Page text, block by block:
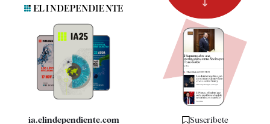
Quiénes somos
Especificaciones
ia.elindependiente.com Suscríbete